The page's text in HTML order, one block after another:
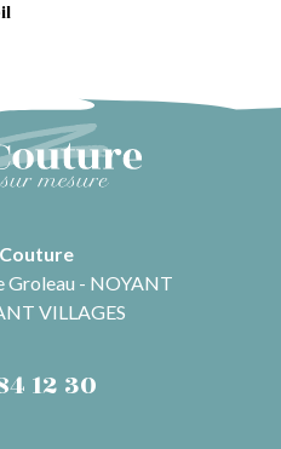
Groleau - NOYANT
VILLAGES
12 30